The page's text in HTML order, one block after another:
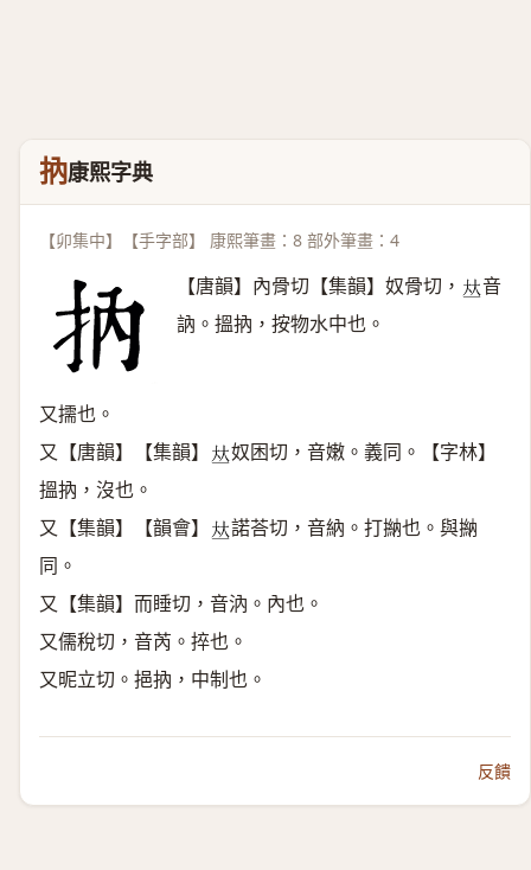
抐康熙字典
【卯集中】【手字部】 康熙筆畫：8 部外筆畫：4
【唐韻】內骨切【集韻】奴骨切， 𠀤音
訥。搵抐，按物水中也。
又擩也。
又【唐韻】【集韻】 𠀤奴困切，音嫩。義同。【字林】
搵抐，沒也。
又【集韻】【韻會】 𠀤諾荅切，音納。打㨥也。與㨥
同。
又【集韻】而睡切，音汭。內也。
又儒稅切，音芮。捽也。
又昵立切。挹抐，中制也。
反饋